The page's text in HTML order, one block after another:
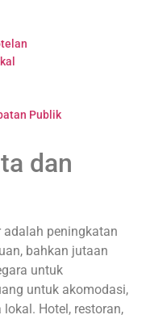
Publik
dan
peningkatan
bahkan jutaan
untuk
untuk akomodasi,
Hotel, restoran,